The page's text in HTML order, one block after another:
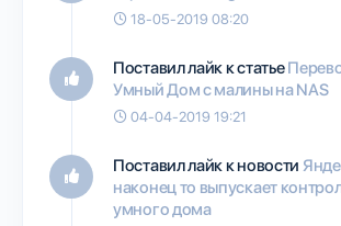
18-05-2019 08:20
Поставил лайк к статье
Умный Дом с малины на NAS
04-04-2019 19:21
Поставил лайк к новости
наконец то выпускает
умного дома